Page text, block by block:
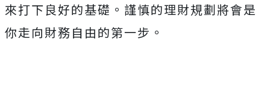
來打下良好的基礎。謹慎的理財規劃將會是
你走向財務自由的第一步。